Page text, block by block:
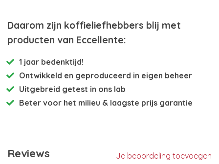
Daarom zijn koffieliefhebbers blij met
producten van Eccellente:
1 jaar bedenktijd!
Ontwikkeld en geproduceerd in eigen beheer
Uitgebreid getest in ons lab
Beter voor het milieu & laagste prijs garantie
Reviews
Je beoordeling toevoegen